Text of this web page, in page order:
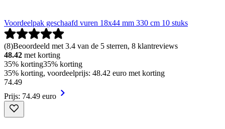
Voordeelpak geschaafd vuren 18x44 mm 330 cm 10 stuks
(8)Beoordeeld met 3.4 van de 5 sterren, 8 klantreviews
48.42 met korting
35% korting35% korting
35% korting, voordeelprijs: 48.42 euro met korting
74.49
Prijs: 74.49 euro